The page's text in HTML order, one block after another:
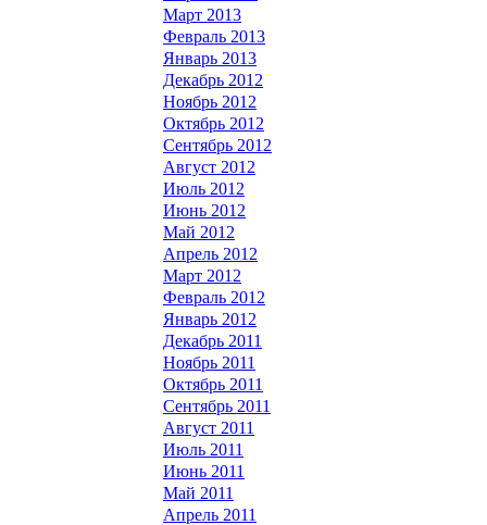
Март 2013
Февраль 2013
Январь 2013
Декабрь 2012
Ноябрь 2012
Октябрь 2012
Сентябрь 2012
Август 2012
Июль 2012
Июнь 2012
Май 2012
Апрель 2012
Март 2012
Февраль 2012
Январь 2012
Декабрь 2011
Ноябрь 2011
Октябрь 2011
Сентябрь 2011
Август 2011
Июль 2011
Июнь 2011
Май 2011
Апрель 2011